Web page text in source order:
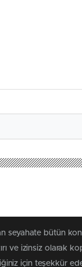
seyahate bütün
ve izinsiz olarak
için teşekkür